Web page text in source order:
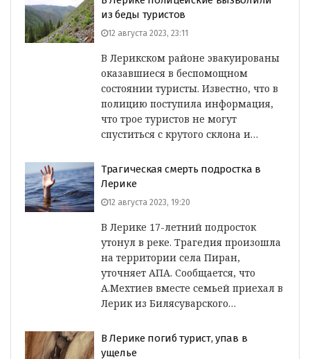
из беды туристов
12 августа 2023, 23:11
В Лерикском районе эвакуированы
оказавшиеся в беспомощном
состоянии туристы. Известно, что в
полицию поступила информация,
что трое туристов не могут
спуститься с крутого склона и…
Трагическая смерть подростка в
Лерике
12 августа 2023, 19:20
В Лерике 17-летний подросток
утонул в реке. Трагедия произошла
на территории села Пиран,
уточняет АПА. Сообщается, что
А.Мехтиев вместе семьей приехал в
Лерик из Билясуварского…
В Лерике погиб турист, упав в
ущелье